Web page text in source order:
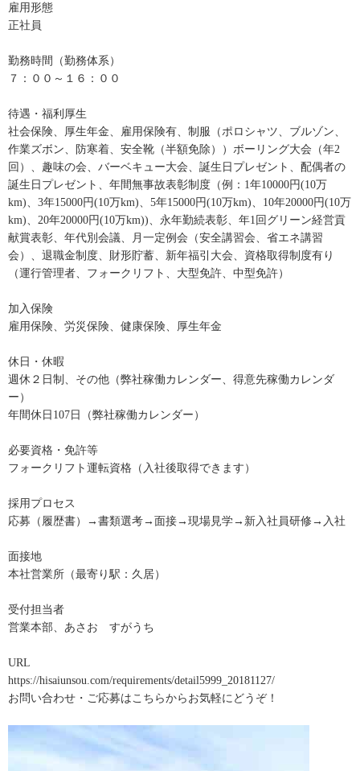
雇用形態
正社員
勤務時間（勤務体系）
７：００～１６：００
待遇・福利厚生
社会保険、厚生年金、雇用保険有、制服（ポロシャツ、ブルゾン、
作業ズボン、防寒着、安全靴（半額免除））ボーリング大会（年2
回）、趣味の会、バーベキュー大会、誕生日プレゼント、配偶者の
誕生日プレゼント、年間無事故表彰制度（例：1年10000円(10万
km)、3年15000円(10万km)、5年15000円(10万km)、10年20000円(10万
km)、20年20000円(10万km))、永年勤続表彰、年1回グリーン経営貢
献賞表彰、年代別会議、月一定例会（安全講習会、省エネ講習
会）、退職金制度、財形貯蓄、新年福引大会、資格取得制度有り
（運行管理者、フォークリフト、大型免許、中型免許）
加入保険
雇用保険、労災保険、健康保険、厚生年金
休日・休暇
週休２日制、その他（弊社稼働カレンダー、得意先稼働カレンダ
ー）
年間休日107日（弊社稼働カレンダー）
必要資格・免許等
フォークリフト運転資格（入社後取得できます）
採用プロセス
応募（履歴書）→書類選考→面接→現場見学→新入社員研修→入社
面接地
本社営業所（最寄り駅：久居）
受付担当者
営業本部、あさお すがうち
URL
https://hisaiunsou.com/requirements/detail5999_20181127/
お問い合わせ・ご応募はこちらからお気軽にどうぞ！